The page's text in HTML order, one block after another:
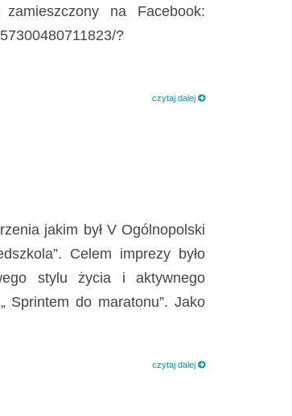
na Facebook:
?
czytaj dalej
jakim był V Ogólnopolski
Celem imprezy było
stylu życia i aktywnego
Sprintem do maratonu”. Jako
czytaj dalej